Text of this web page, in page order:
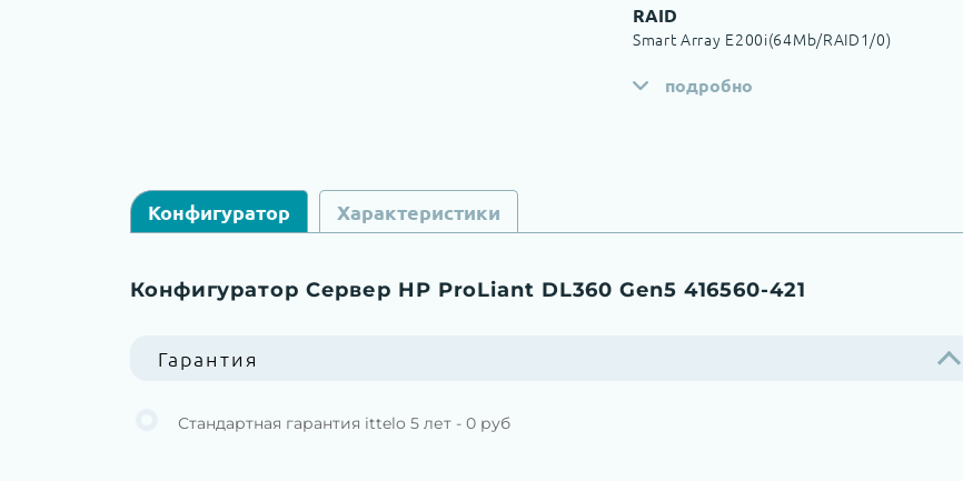
RAID
Smart Array E200i(64Mb/RAID1/0)
подробно
Конфигуратор Характеристики
Конфигуратор Сервер HP ProLiant DL360 Gen5 416560-421
Гарантия
Стандартная гарантия ittelo 5 лет - 0 руб